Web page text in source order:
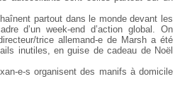
partout dans le monde devant les
d’un week-end d’action global. On
trice allemand-e de Marsh a été
inutiles, en guise de cadeau de Noël
e-s organisent des manifs à domicile